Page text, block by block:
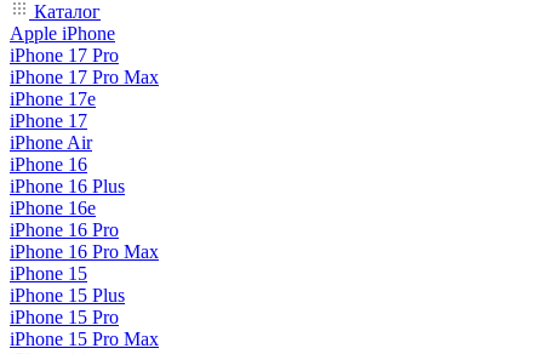
Каталог
Apple iPhone
iPhone 17 Pro
iPhone 17 Pro Max
iPhone 17e
iPhone 17
iPhone Air
iPhone 16
iPhone 16 Plus
iPhone 16e
iPhone 16 Pro
iPhone 16 Pro Max
iPhone 15
iPhone 15 Plus
iPhone 15 Pro
iPhone 15 Pro Max